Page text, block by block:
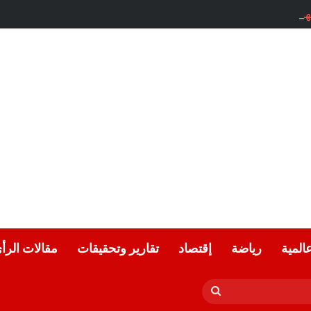
. . . ميسون أسعد / سوريا
رياضة إقتصاد تقارير وتحقيقات مقالات
بحث